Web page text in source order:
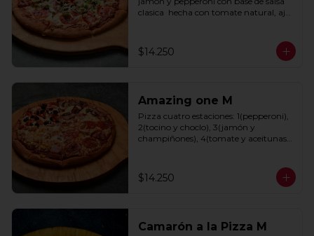
clasica  hecha con tomate natural, ajo,
$14.250
Amazing one M
Pizza cuatro estaciones: 1(pepperoni),
2(tocino y choclo), 3(jamón y
champiñones), 4(tomate y aceitunas
oregano y especias.
$14.250
Camarón a la Pizza M